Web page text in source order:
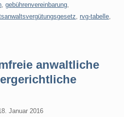
gebührenvereinbarung
rvg-tabelle
anwaltliche
Januar 2016